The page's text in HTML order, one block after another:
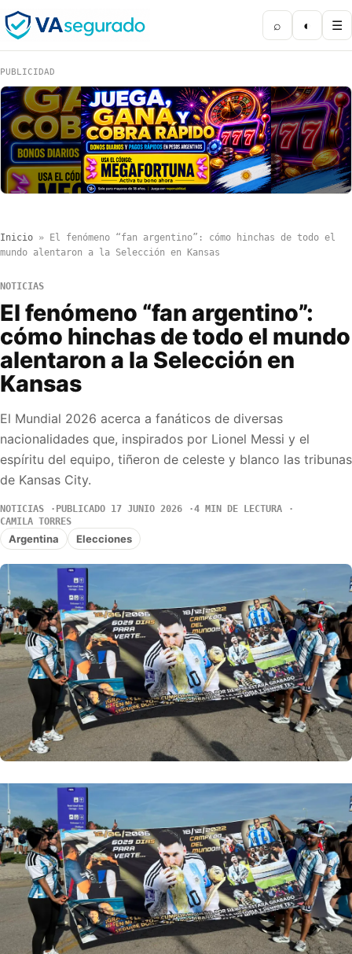
⌕ ◐ ☰
PUBLICIDAD
Inicio »
El fenómeno “fan argentino”: cómo hinchas de todo el
mundo alentaron a la Selección en Kansas
NOTICIAS
El fenómeno “fan argentino”:
cómo hinchas de todo el mundo
alentaron a la Selección en
Kansas
El Mundial 2026 acerca a fanáticos de diversas
nacionalidades que, inspirados por Lionel Messi y el
espíritu del equipo, tiñeron de celeste y blanco las tribunas
de Kansas City.
NOTICIAS PUBLICADO 17 JUNIO 2026
4 MIN DE LECTURA
CAMILA TORRES
Argentina Elecciones